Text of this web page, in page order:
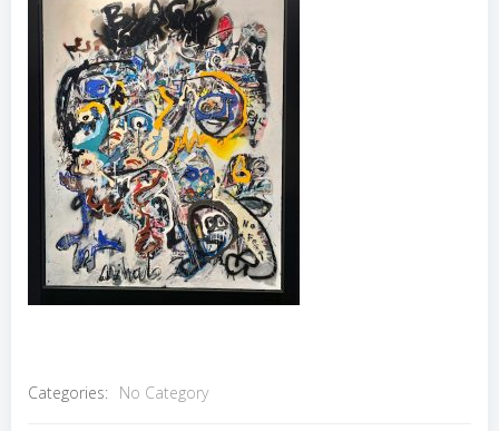
Categories: No Category